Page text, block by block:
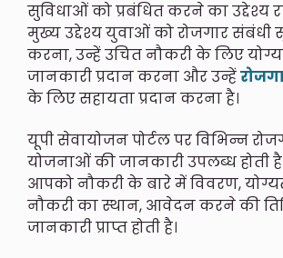
सुविधाओं को प्रबंधित करने का उद्देश्य
मुख्य उद्देश्य युवाओं को रोजगार संबंधी
करना, उन्हें उचित नौकरी के लिए
जानकारी प्रदान करना और उन्हें
के लिए सहायता प्रदान करना है।
यूपी सेवायोजन पोर्टल पर विभिन्न
योजनाओं की जानकारी उपलब्ध होती
आपको नौकरी के बारे में विवरण,
नौकरी का स्थान, आवेदन करने की
जानकारी प्राप्त होती है।